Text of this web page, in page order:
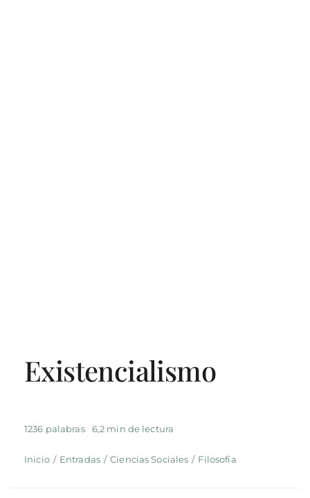
Existencialismo
1236 palabras 6,2 min de lectura
Inicio / Entradas / Ciencias Sociales / Filosofía